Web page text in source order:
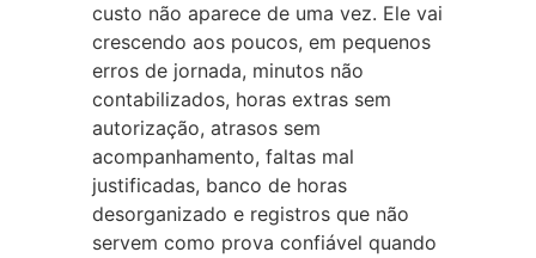
custo não aparece de uma vez. Ele vai
crescendo aos poucos, em pequenos
erros de jornada, minutos não
contabilizados, horas extras sem
autorização, atrasos sem
acompanhamento, faltas mal
justificadas, banco de horas
desorganizado e registros que não
servem como prova confiável quando